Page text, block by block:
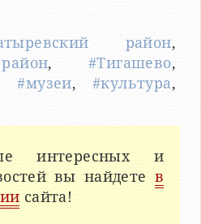
район,
, #Тигашево,
#музеи, #культура,
интересных и
вы найдете в
сайта!